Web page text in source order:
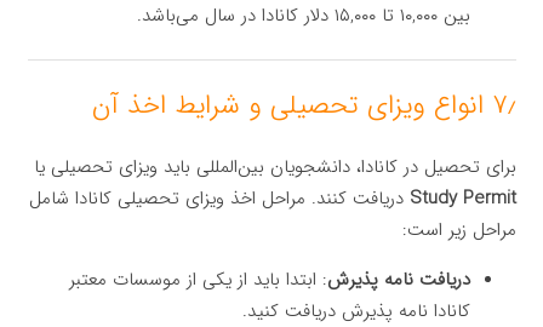
بین ۱۰,۰۰۰ تا ۱۵,۰۰۰ دلار کانادا در سال می‌باشد.
۷٫ انواع ویزای تحصیلی و شرایط اخذ آن
برای تحصیل در کانادا، دانشجویان بین‌المللی باید ویزای تحصیلی یا
Study Permit دریافت کنند. مراحل اخذ ویزای تحصیلی کانادا شامل
مراحل زیر است:
دریافت نامه پذیرش: ابتدا باید از یکی از موسسات معتبر
کانادا نامه پذیرش دریافت کنید.